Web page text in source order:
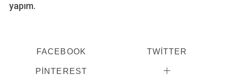
yapım.
FACEBOOK TWITTER
PINTEREST